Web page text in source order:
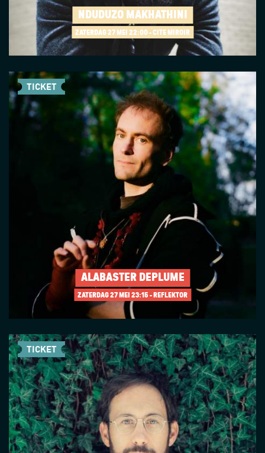
NDUDUZO MAKHATHINI
ZATERDAG 27 MEI 22:00 - CITÉ MIROIR
ALABASTER DEPLUME
ZATERDAG 27 MEI 23:15 - REFLEKTOR
TICKET
TICKET